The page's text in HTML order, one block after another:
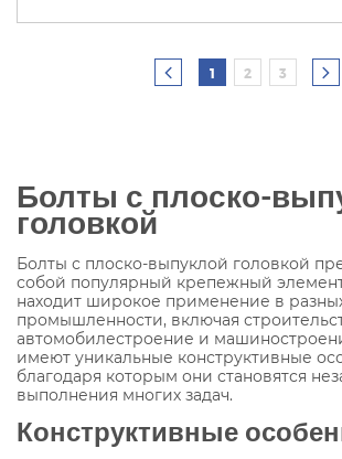
1 2 3
Болты с плоско-
головкой
Болты с плоско-выпуклой головкой
собой популярный крепежный
находит широкое применение в
промышленности, включая
автомобилестроение и
имеют уникальные конструктивные
благодаря которым они становятся
выполнения многих задач.
Конструктивные